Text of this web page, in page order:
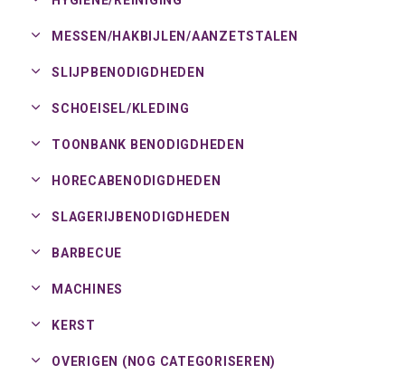
MESSEN/HAKBIJLEN/AANZETSTALEN
SLIJPBENODIGDHEDEN
SCHOEISEL/ KLEDING
TOONBANK BENODIGDHEDEN
HORECABENODIGDHEDEN
SLAGERIJBENODIGDHEDEN
BARBECUE
MACHINES
KERST
OVERIGEN (NOG CATEGORISEREN)